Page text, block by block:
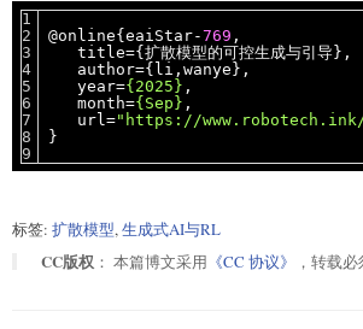
@online{eaiStar-769 ,
title={扩散模型的可控生成与引导},
author={li,wanye},
year={2025} ,
month={Sep} ,
url="https://
}
标签: 扩散模型,生成式AI与RL
CC版权： 本篇博文采用 《CC 协议》 ，转载